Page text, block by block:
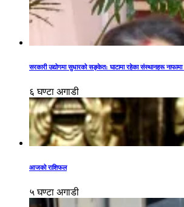
सरकारी उद्योगमा सुधारको सङ्केत: घाटामा रहेका संस्थानहरू
६ घण्टा अगाडी
आजको राशिफल
५ घण्टा अगाडी